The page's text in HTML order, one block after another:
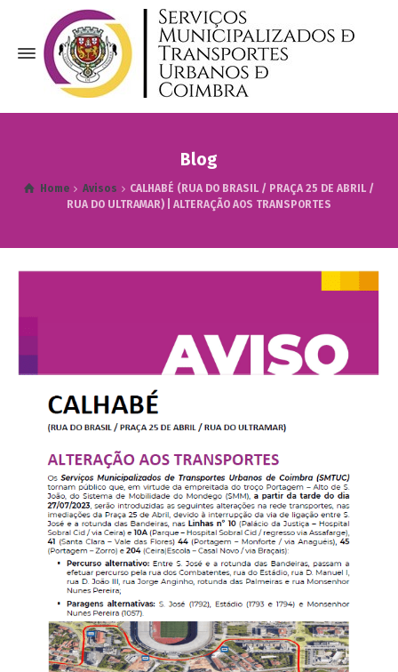
Blog
Home Avisos
CALHABÉ (RUA DO BRASIL / PRAÇA 25 DE ABRIL /
RUA DO ULTRAMAR) | ALTERAÇÃO AOS TRANSPORTES